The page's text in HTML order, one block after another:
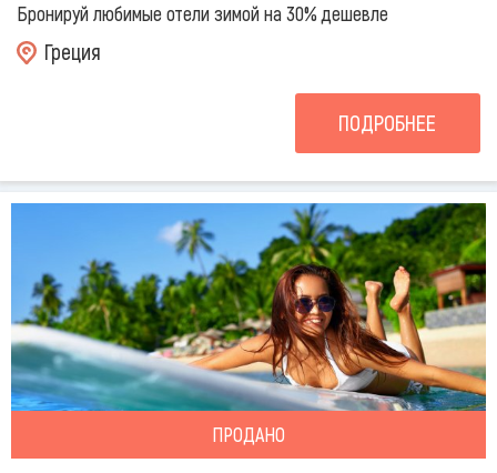
Бронируй любимые отели зимой на 30% дешевле
Греция
ПОДРОБНЕЕ
ПРОДАНО